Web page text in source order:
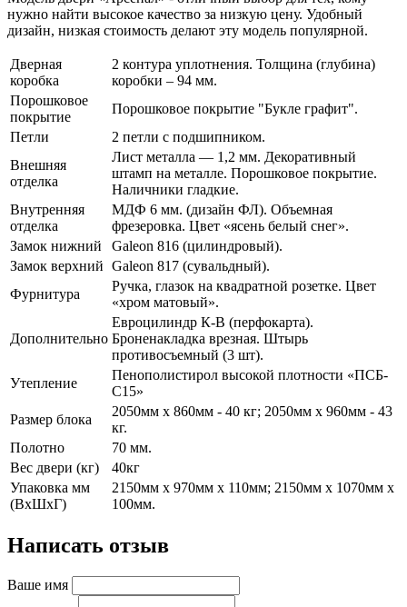
нужно найти высокое качество за низкую цену. Удобный
дизайн, низкая стоимость делают эту модель популярной.
Дверная
коробка
2 контура уплотнения. Толщина (глубина)
коробки – 94 мм.
Порошковое
покрытие
Порошковое покрытие "Букле графит".
Петли
2 петли с подшипником.
Внешняя
отделка
Лист металла — 1,2 мм. Декоративный
штамп на металле. Порошковое покрытие.
Наличники гладкие.
Внутренняя
отделка
МДФ 6 мм. (дизайн ФЛ). Объемная
фрезеровка. Цвет «ясень белый снег».
Замок нижний
Galeon 816 (цилиндровый).
Замок верхний Galeon 817 (сувальдный).
Фурнитура
Ручка, глазок на квадратной розетке. Цвет
«хром матовый».
Дополнительно
Евроцилиндр К-В (перфокарта).
Броненакладка врезная. Штырь
противосъемный (3 шт).
Утепление
Пенополистирол высокой плотности «ПСБ-
С15»
Размер блока
2050мм х 860мм - 40 кг; 2050мм х 960мм - 43
кг.
Полотно
70 мм.
Вес двери (кг)
40кг
Упаковка мм
(ВхШхГ)
2150мм х 970мм х 110мм; 2150мм х 1070мм х
100мм.
Написать отзыв
Ваше имя